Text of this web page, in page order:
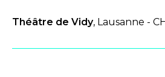
Théâtre de Vidy, Lausanne -